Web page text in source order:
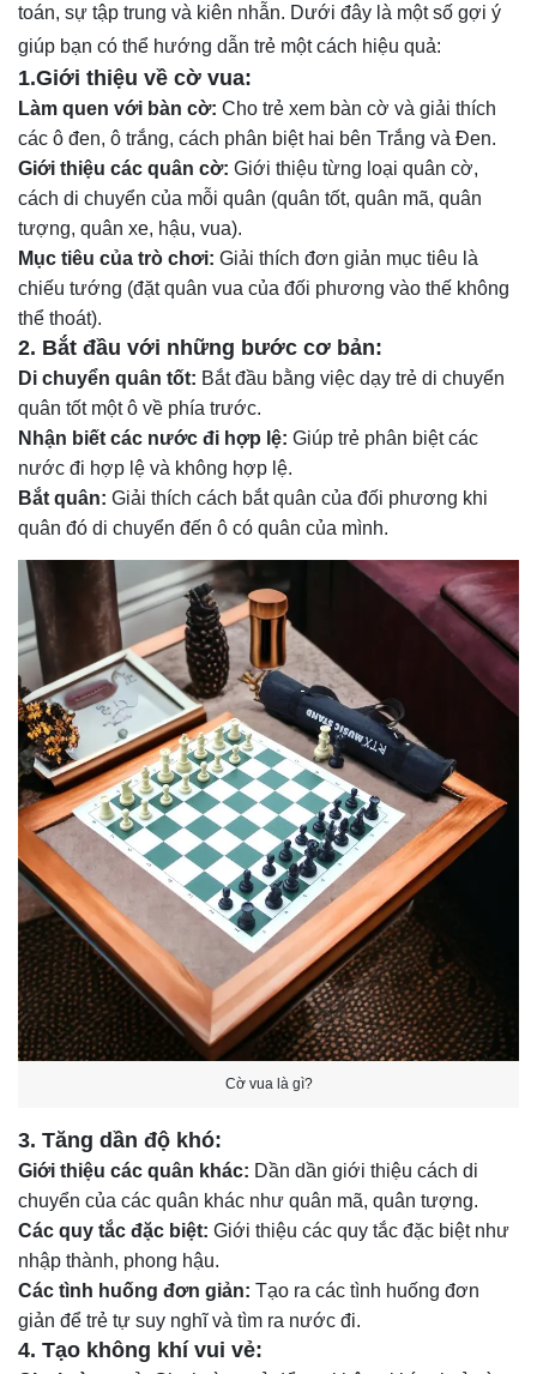
toán, sự tập trung và kiên nhẫn. Dưới đây là một số gợi ý
giúp bạn có thể hướng dẫn trẻ một cách hiệu quả:
1.Giới thiệu về cờ vua:
Làm quen với bàn cờ: Cho trẻ xem bàn cờ và giải thích
các ô đen, ô trắng, cách phân biệt hai bên Trắng và Đen.
Giới thiệu các quân cờ: Giới thiệu từng loại quân cờ,
cách di chuyển của mỗi quân (quân tốt, quân mã, quân
tượng, quân xe, hậu, vua).
Mục tiêu của trò chơi: Giải thích đơn giản mục tiêu là
chiếu tướng (đặt quân vua của đối phương vào thế không
thể thoát).
2. Bắt đầu với những bước cơ bản:
Di chuyển quân tốt: Bắt đầu bằng việc dạy trẻ di chuyển
quân tốt một ô về phía trước.
Nhận biết các nước đi hợp lệ: Giúp trẻ phân biệt các
nước đi hợp lệ và không hợp lệ.
Bắt quân: Giải thích cách bắt quân của đối phương khi
quân đó di chuyển đến ô có quân của mình.
Cờ vua là gì?
3. Tăng dần độ khó:
Giới thiệu các quân khác: Dần dần giới thiệu cách di
chuyển của các quân khác như quân mã, quân tượng.
Các quy tắc đặc biệt: Giới thiệu các quy tắc đặc biệt như
nhập thành, phong hậu.
Các tình huống đơn giản: Tạo ra các tình huống đơn
giản để trẻ tự suy nghĩ và tìm ra nước đi.
4. Tạo không khí vui vẻ: